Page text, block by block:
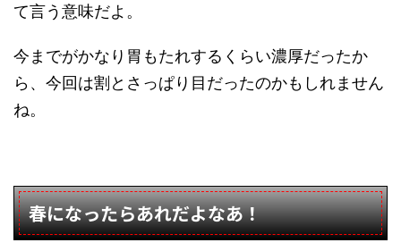
て言う意味だよ。
今までがかなり胃もたれするくらい濃厚だったか
ら、今回は割とさっぱり目だったのかもしれません
ね。
春になったらあれだよなあ！